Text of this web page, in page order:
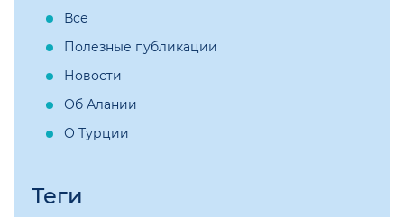
Все
Полезные публикации
Новости
Об Алании
О Турции
Теги